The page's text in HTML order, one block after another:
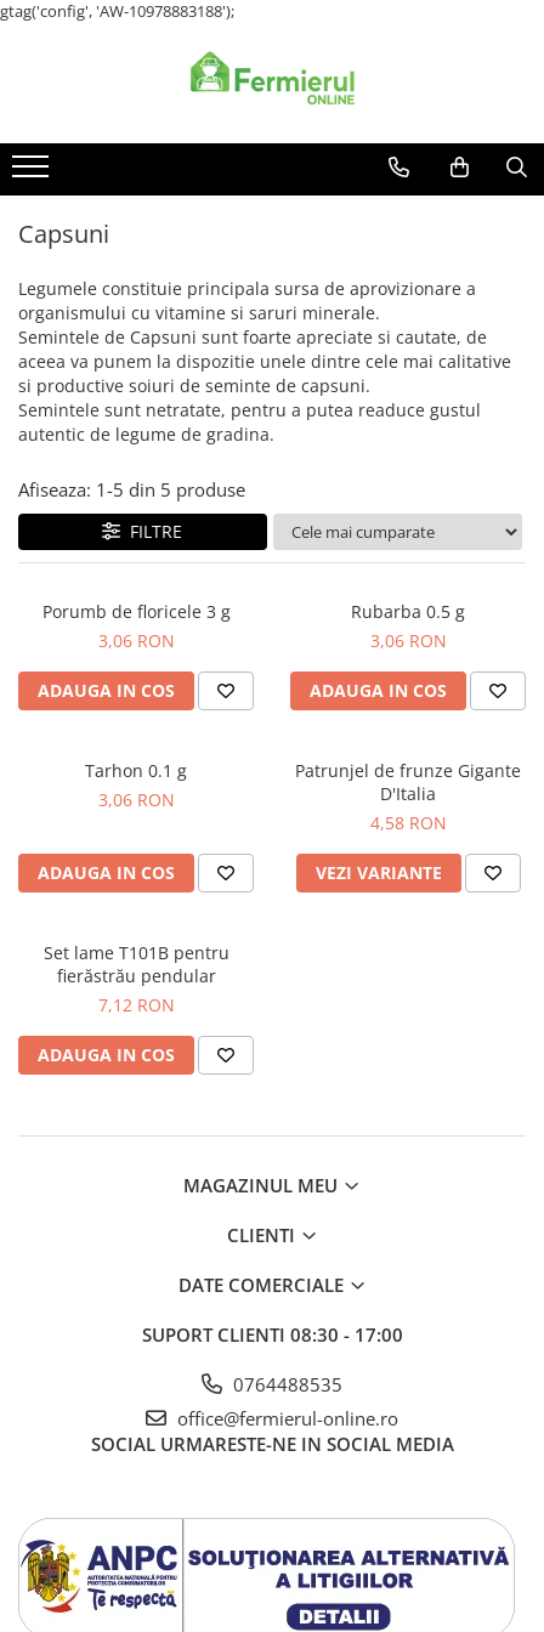
gtag('config', 'AW-10978883188');
Cultură Mare
Porumb
Floarea Soarelui
Lucerna
Rapita
Mazare furajera
Sfecla furajera
Sparceta
Flori și Plante Ornamentale
Condurul doamnei
Craite
Creasta cocosului
Gazon
Gura leului
Muscate
Ochiul boului
Regina noptii
Altele
Abutilon
Albita
Amaranthus
Amestec Japonez
Castravete Decor
Ciubotica Cucului
Cobea
Convolvulus
Crizanteme
Dahlia
Capsuni
Legumele constituie principala sursa de aprovizionare a
organismului cu vitamine si saruri minerale.
Semintele de Capsuni sunt foarte apreciate si cautate, de
aceea va punem la dispozitie unele dintre cele mai calitative
si productive soiuri de seminte de capsuni.
Semintele sunt netratate, pentru a putea readuce gustul
autentic de legume de gradina.
Afiseaza: 1-5 din 5 produse
FILTRE
Porumb de floricele 3 g
3,06 RON
ADAUGA IN COS
Rubarba 0.5 g
3,06 RON
ADAUGA IN COS
Tarhon 0.1 g
3,06 RON
ADAUGA IN COS
Patrunjel de frunze Gigante
D'Italia
4,58 RON
VEZI VARIANTE
Set lame T101B pentru
fierăstrău pendular
7,12 RON
ADAUGA IN COS
MAGAZINUL MEU
CLIENTI
DATE COMERCIALE
SUPORT CLIENTI 08:30 - 17:00
0764488535
office@fermierul-online.ro
SOCIAL URMARESTE-NE IN SOCIAL MEDIA